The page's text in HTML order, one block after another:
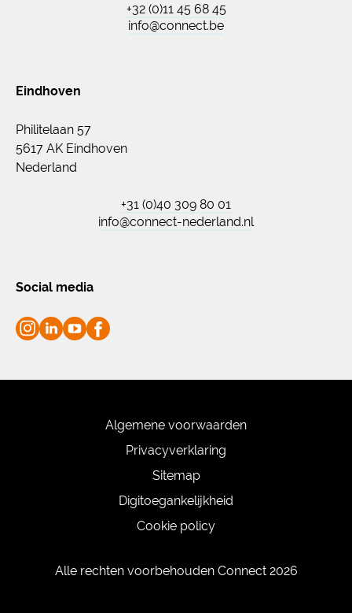
+32 (0)11 45 68 45
info@connect.be
Eindhoven
Philitelaan 57
5617 AK Eindhoven
Nederland
+31 (0)40 309 80 01
info@connect-nederland.nl
Social media
Algemene voorwaarden
Privacyverklaring
Sitemap
Digitoegankelijkheid
Cookie policy
Alle rechten voorbehouden Connect 2026